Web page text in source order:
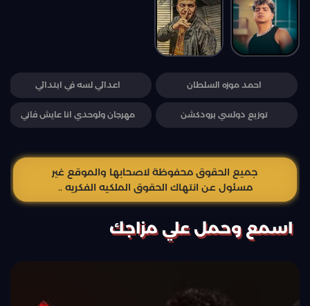
احمد موزه السلطان اعدائي لسه في ابتدائي
توزيع دولسي برودكشن مهرجان ولوحدي انا عايش فاني
جميع الحقوق محفوظة لاصحابها والموقع غير
مسئول عن انتهاك الحقوق الملكيه الفكريه ..
اسمع وحمل علي مزاجك